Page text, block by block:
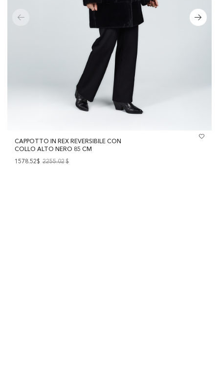
CAPPOTTO IN REX REVERSIBILE CON
COLLO ALTO NERO 85 CM
1578.52$ 2255.02$